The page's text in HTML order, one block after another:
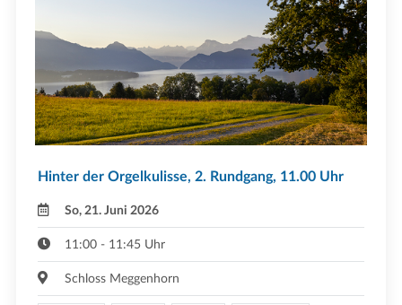
Hinter der Orgelkulisse, 2. Rundgang, 11.00 Uhr
So, 21. Juni 2026
11:00 - 11:45 Uhr
Schloss Meggenhorn